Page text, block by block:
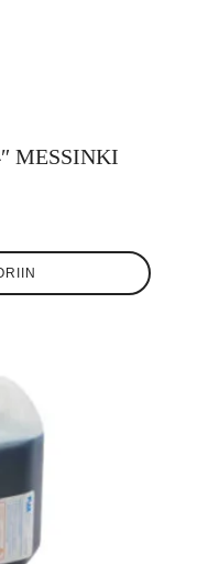
MESSINKI